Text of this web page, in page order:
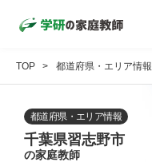
TOP 都道府県・エリア情報
都道府県・エリア情報
千葉県習志野市
の家庭教師